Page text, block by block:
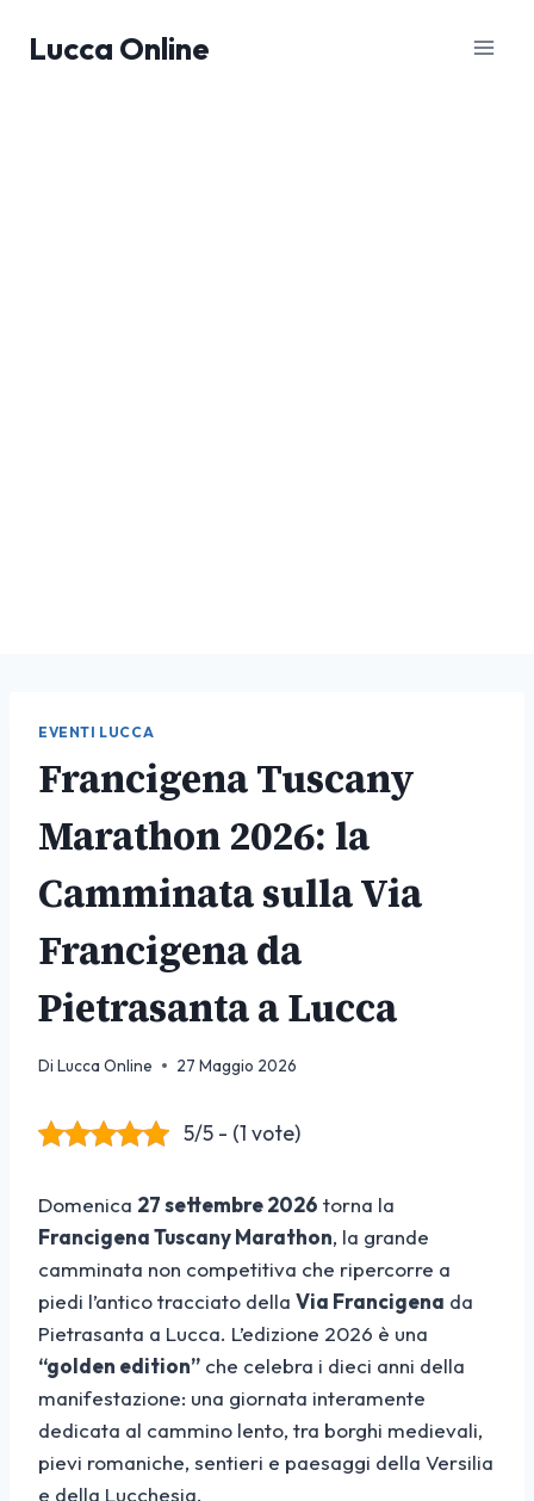
Lucca Online
EVENTI LUCCA
Francigena Tuscany
Marathon 2026: la
Camminata sulla Via
Francigena da
Pietrasanta a Lucca
Di Lucca Online 27 Maggio 2026
5/5 - (1 vote)
Domenica 27 settembre 2026 torna la
Francigena Tuscany Marathon, la grande
camminata non competitiva che ripercorre a
piedi l’antico tracciato della Via Francigena da
Pietrasanta a Lucca. L’edizione 2026 è una
“golden edition” che celebra i dieci anni della
manifestazione: una giornata interamente
dedicata al cammino lento, tra borghi medievali,
pievi romaniche, sentieri e paesaggi della Versilia
e della Lucchesia.